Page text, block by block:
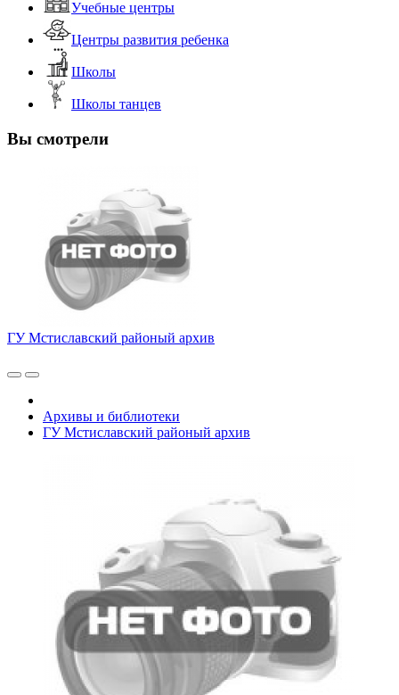
Учебные центры
Центры развития ребенка
Школы
Школы танцев
Вы смотрели
ГУ Мстиславский районый архив
Архивы и библиотеки
ГУ Мстиславский районый архив